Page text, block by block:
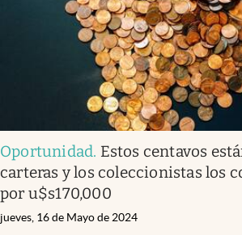
Oportunidad. Estos centavos
carteras y los coleccionistas los
por u$s170,000
jueves, 16 de Mayo de 2024